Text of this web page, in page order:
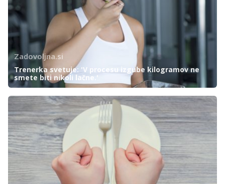
Zadovoljna.si
Trenerka svetuje: 'V procesu izgube kilogramov ne
smete biti nikoli lačne.'